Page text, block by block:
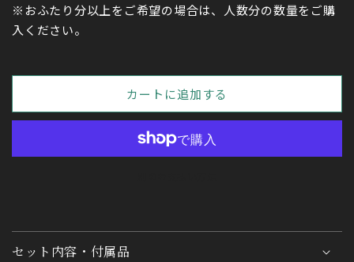
※おふたり分以上をご希望の場合は、人数分の数量をご購
入ください。
カートに追加する
セット内容・付属品